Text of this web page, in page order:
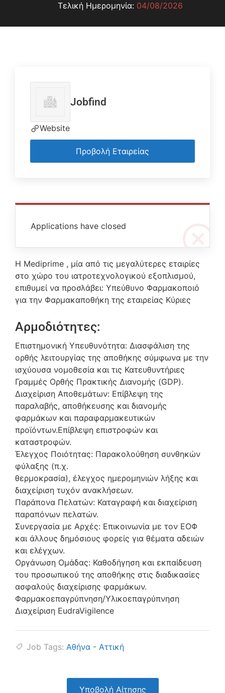
Τελική Ημερομηνία: 04/08/2026
Applications have closed
Η Mediprime , μία από τις μεγαλύτερες εταιρίες
στο χώρο του ιατροτεχνολογικού εξοπλισμού,
επιθυμεί να προσλάβει: Υπεύθυνο Φαρμακοποιό
για την Φαρμακαποθήκη της εταιρείας Κύριες
Αρμοδιότητες:
Επιστημονική Υπευθυνότητα: Διασφάλιση της
ορθής λειτουργίας της αποθήκης σύμφωνα με την
ισχύουσα νομοθεσία και τις Κατευθυντήριες
Γραμμές Ορθής Πρακτικής Διανομής (GDP).
Διαχείριση Αποθεμάτων: Επίβλεψη της
παραλαβής, αποθήκευσης και διανομής
φαρμάκων και παραφαρμακευτικών
προϊόντων.Επίβλεψη επιστροφών και
καταστροφών.
Έλεγχος Ποιότητας: Παρακολούθηση συνθηκών
φύλαξης (π.χ.
θερμοκρασία), έλεγχος ημερομηνιών λήξης και
διαχείριση τυχόν ανακλήσεων.
Παράπονα Πελατών: Καταγραφή και διαχείριση
παραπόνων πελατών.
Συνεργασία με Αρχές: Επικοινωνία με τον ΕΟΦ
και άλλους δημόσιους φορείς για θέματα αδειών
και ελέγχων.
Οργάνωση Ομάδας: Καθοδήγηση και εκπαίδευση
του προσωπικού της αποθήκης στις διαδικασίες
ασφαλούς διαχείρισης φαρμάκων.
Φαρμακοεπαγρύπνηση/Υλικοεπαγρύπνηση
Διαχείριση EudraVigilence
Job Tags: Αθήνα - Αττική
Υποβολή Αίτησης
Jobfind
Website
Προβολή Εταιρείας